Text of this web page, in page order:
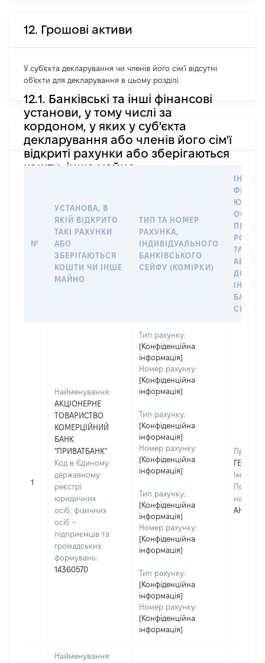
12. Грошові активи
У суб'єкта декларування чи членів його сім'ї відсутні
об'єкти для декларування в цьому розділі.
12.1. Банківські та інші фінансові
установи, у тому числі за
кордоном, у яких у суб'єкта
декларування або членів його сім'ї
відкриті рахунки або зберігаються
кошти, інше майно
№
УСТАНОВА, В
ЯКІЙ ВІДКРИТО
ТАКІ РАХУНКИ
АБО
ЗБЕРІГАЮТЬСЯ
КОШТИ ЧИ ІНШЕ
МАЙНО
ТИП ТА НОМЕР
РАХУНКА,
ІНДИВІДУАЛЬНОГО
БАНКІВСЬКОГО
СЕЙФУ (КОМІРКИ)
ПРАВО
ТАКИМ
АБО
ДО
СЕЙФУ
1
Найменування:
АКЦІОНЕРНЕ
ТОВАРИСТВО
КОМЕРЦІЙНИЙ
БАНК
"ПРИВАТБАНК"
Код в Єдиному
державному
реєстрі
юридичних
осіб, фізичних
осіб –
підприємців та
громадських
формувань:
14360570
Тип рахунку:
[Конфіденційна
інформація]
Номер рахунку:
[Конфіденційна
інформація]
Тип рахунку:
[Конфіденційна
інформація]
Номер рахунку:
[Конфіденційна
інформація]
Тип рахунку:
[Конфіденційна
інформація]
Номер рахунку:
[Конфіденційна
інформація]
Тип рахунку:
[Конфіденційна
інформація]
Номер рахунку:
[Конфіденційна
інформація]
Ім'я:
По
Найменування: